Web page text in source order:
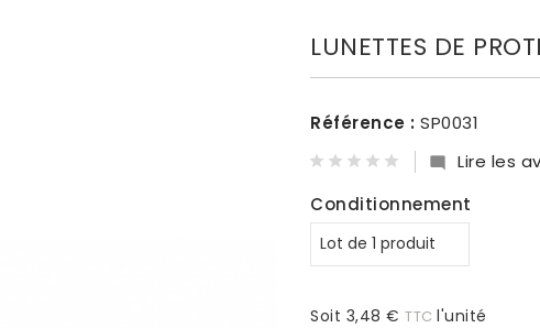
LUNETTES DE
Référence : SP0031

Lire les
Conditionnement
Soit 3,48 € TTC l'unité